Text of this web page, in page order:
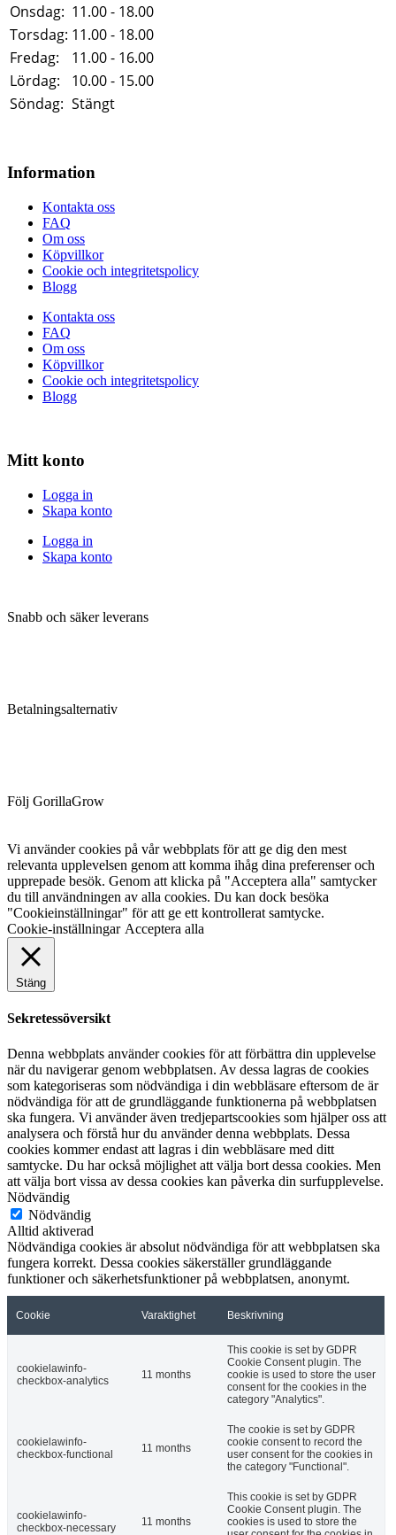
Onsdag: 11.00 - 18.00
Torsdag: 11.00 - 18.00
Fredag:
11.00 - 16.00
Lördag:
10.00 - 15.00
Söndag: Stängt
Information
Kontakta oss
FAQ
Om oss
Köpvillkor
Cookie och integritetspolicy
Blogg
Kontakta oss
FAQ
Om oss
Köpvillkor
Cookie och integritetspolicy
Blogg
Mitt konto
Logga in
Skapa konto
Logga in
Skapa konto
Snabb och säker leverans
Betalningsalternativ
Följ GorillaGrow
Vi använder cookies på vår webbplats för att ge dig den mest
relevanta upplevelsen genom att komma ihåg dina preferenser och
upprepade besök. Genom att klicka på "Acceptera alla" samtycker
du till användningen av alla cookies. Du kan dock besöka
"Cookieinställningar" för att ge ett kontrollerat samtycke.
Cookie-inställningar Acceptera alla
Stäng
Sekretessöversikt
Denna webbplats använder cookies för att förbättra din upplevelse
när du navigerar genom webbplatsen. Av dessa lagras de cookies
som kategoriseras som nödvändiga i din webbläsare eftersom de är
nödvändiga för att de grundläggande funktionerna på webbplatsen
ska fungera. Vi använder även tredjepartscookies som hjälper oss att
analysera och förstå hur du använder denna webbplats. Dessa
cookies kommer endast att lagras i din webbläsare med ditt
samtycke. Du har också möjlighet att välja bort dessa cookies. Men
att välja bort vissa av dessa cookies kan påverka din surfupplevelse.
Nödvändig
Nödvändig
Alltid aktiverad
Nödvändiga cookies är absolut nödvändiga för att webbplatsen ska
fungera korrekt. Dessa cookies säkerställer grundläggande
funktioner och säkerhetsfunktioner på webbplatsen, anonymt.
Cookie Varaktighet Beskrivning
cookielawinfo-
checkbox-analytics
11 months
This cookie is set by GDPR
Cookie Consent plugin. The
cookie is used to store the user
consent for the cookies in the
category "Analytics".
cookielawinfo-
checkbox-functional
11 months
The cookie is set by GDPR
cookie consent to record the
user consent for the cookies in
the category "Functional".
cookielawinfo-
checkbox-necessary
11 months
This cookie is set by GDPR
Cookie Consent plugin. The
cookies is used to store the